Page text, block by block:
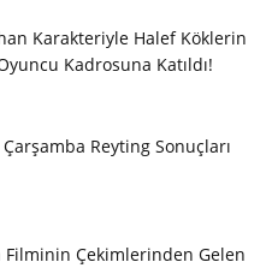
Karakteriyle Halef Köklerin
Kadrosuna Katıldı!
Reyting Sonuçları
Filminin Çekimlerinden Gelen